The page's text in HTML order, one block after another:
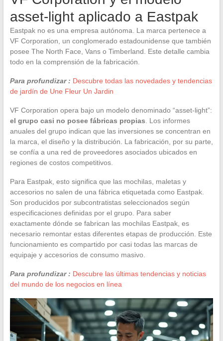
asset-light aplicado a Eastpak
Eastpak no es una empresa autónoma. La marca pertenece a
VF Corporation, un conglomerado estadounidense que también
posee The North Face, Vans o Timberland. Este detalle cambia
todo en la comprensión de la fabricación.
Para profundizar : Descubre todas las novedades y tendencias
de jardín de Une Fleur Un Jardin
VF Corporation opera bajo un modelo denominado “asset-light”:
el grupo casi no posee fábricas propias . Los informes
anuales del grupo indican que las inversiones se concentran en
la marca, el diseño y la distribución. La fabricación, por su parte,
se confía a una red de proveedores asociados ubicados en
regiones de costos competitivos.
Para Eastpak, esto significa que las mochilas, maletas y
accesorios no salen de una fábrica etiquetada como Eastpak.
Son producidos por subcontratistas seleccionados según
especificaciones definidas por el grupo. Para saber
exactamente dónde se fabrican las mochilas Eastpak, es
necesario remontar estas diferentes etapas de producción. Este
funcionamiento es compartido por casi todas las marcas de
equipaje y accesorios de consumo masivo.
Para profundizar : Descubre las últimas tendencias y noticias
del mundo de los negocios en línea